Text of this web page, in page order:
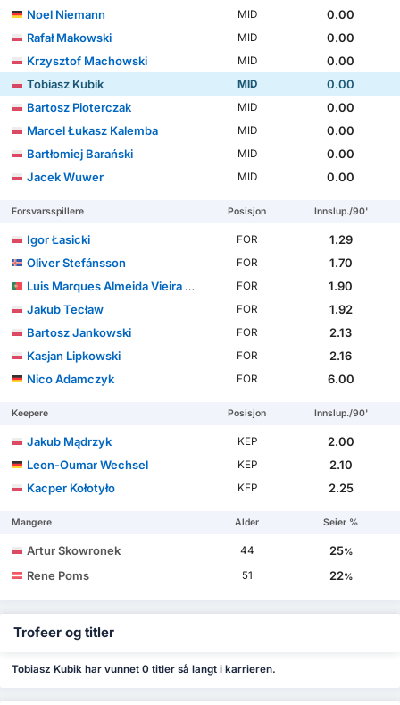
Noel Niemann
MID
0.00
Rafał Makowski
MID
0.00
Krzysztof Machowski
MID
0.00
Tobiasz Kubik
MID
0.00
Bartosz Pioterczak
MID
0.00
Marcel Łukasz Kalemba
MID
0.00
Bartłomiej Barański
MID
0.00
Jacek Wuwer
MID 0.00
Forsvarsspillere Posisjon Innslup./90'
Igor Łasicki FOR
1.29
Oliver Stefánsson
FOR
1.70
Luis Marques Almeida Vieira Silva
FOR
1.90
Jakub Tecław
FOR
1.92
Bartosz Jankowski
FOR
2.13
Kasjan Lipkowski
FOR
2.16
Nico Adamczyk
FOR 6.00
Keepere Posisjon Innslup./90'
Jakub Mądrzyk KEP
2.00
Leon-Oumar Wechsel
KEP
2.10
Kacper Kołotyło
KEP 2.25
Mangere Alder Seier %
Artur Skowronek 44 25%
Rene Poms 51 22%
Trofeer og titler
Tobiasz Kubik har vunnet 0 titler så langt i karrieren.